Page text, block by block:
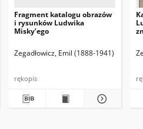
Reischer Leopold (red. naczelny) Hamann
Fragment katalogu obrazów
i rysunków Ludwika
Misky’ego
Zegadłowicz, Emil (1888-1941)
rękopis